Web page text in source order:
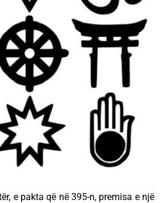
e pakta që në 395-n, premisa e një